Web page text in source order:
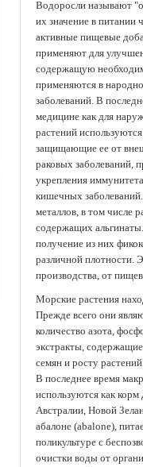
Водоросли называют
их значение в питании
активные пищевые
применяют для
содержащую
применяются в
заболеваний. В
медицине как для
растений
защищающие ее от
раковых заболеваний,
укрепления
кишечных
металлов, в том числе
содержащих
получение из них
различной плотности.
производства, от
Морские растения
Прежде всего они
количество азота,
экстракты,
семян и росту
В последнее время
используются как
Австралии, Новой
абалоне (abalone),
поликультуре с
очистки воды от